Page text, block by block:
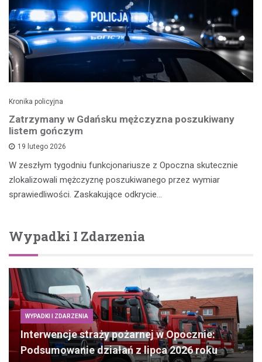
Kronika policyjna
Zatrzymany w Gdańsku mężczyzna poszukiwany
listem gończym
19 lutego 2026
W zeszłym tygodniu funkcjonariusze z Opoczna skutecznie
zlokalizowali mężczyznę poszukiwanego przez wymiar
sprawiedliwości. Zaskakujące odkrycie…
Wypadki I Zdarzenia
WYPADKI I ZDARZENIA
Interwencje straży pożarnej w Opocznie:
Podsumowanie działań z lipca 2026 roku